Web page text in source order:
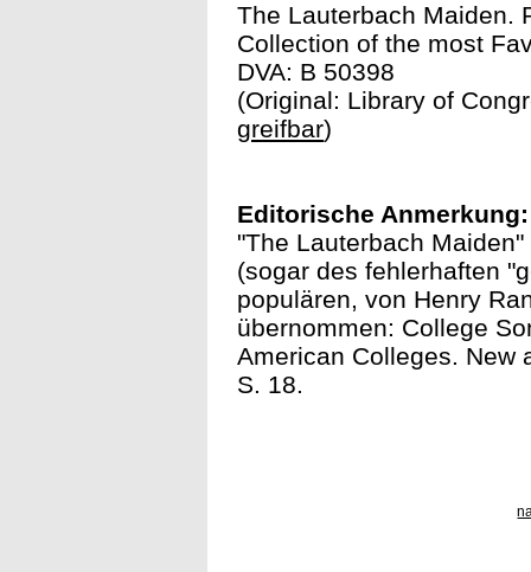
The Lauterbach Maiden.
Collection of the most
DVA: B 50398
(Original: Library of
greifbar)
Editorische Anmerkung:
"The Lauterbach
(sogar des fehlerhaften
populären, von Henry
übernommen: College
American Colleges. New
S. 18.